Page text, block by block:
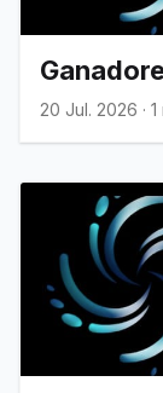
20 Jul. 2026 ·